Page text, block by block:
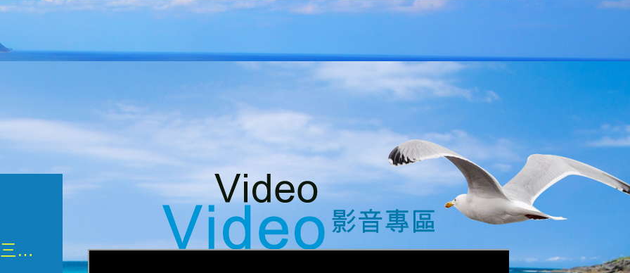
微觀墾丁三部曲 重生....